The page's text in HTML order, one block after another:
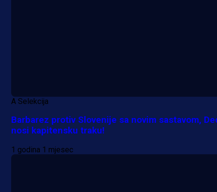
A Selekcija
Barbarez protiv Slovenije sa novim sastavom,
nosi kapitensku traku!
1 godina 1 mjesec